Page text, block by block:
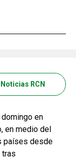
RCN
en
en medio del
países desde
tras